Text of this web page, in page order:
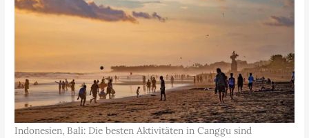
Indonesien, Bali: Die besten Aktivitäten in Canggu sind